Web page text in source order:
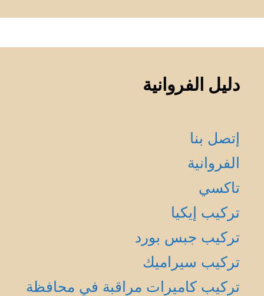
دليل الفروانية
إتصل بنا
الفروانية
تاكسي
تركيب إيكيا
تركيب جبس بورد
تركيب سيراميك
تركيب كاميرات مراقبة في محافظة